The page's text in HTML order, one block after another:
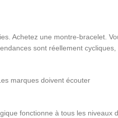
Achetez une montre-bracelet.
sont réellement cycliques,
marques doivent écouter
fonctionne à tous les niveaux